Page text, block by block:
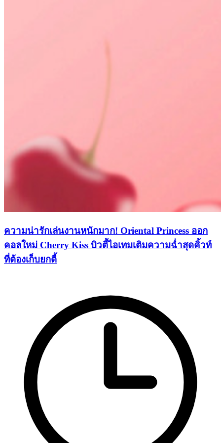
ความน่ารักเล่นงานหนักมาก! Oriental Princess ออก
คอลใหม่ Cherry Kiss บิวตี้ไอเทมเติมความฉ่ำสุดคิ้วท์
ที่ต้องเก็บยกตี้